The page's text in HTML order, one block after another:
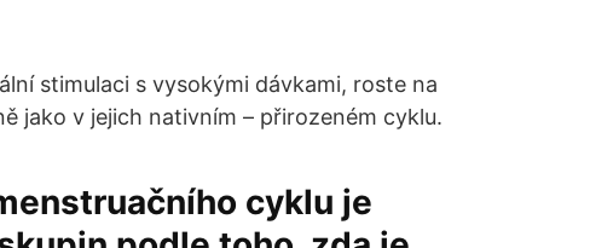
stimulaci s vysokými dávkami, roste na
jako v jejich nativním – přirozeném cyklu.
cyklu je